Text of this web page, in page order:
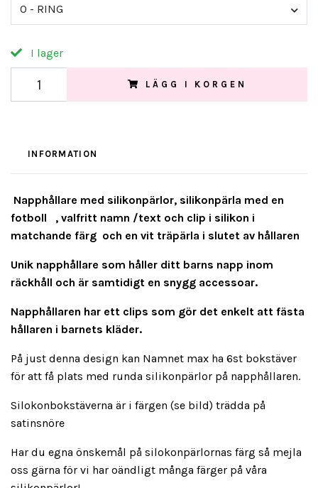
O - RING
I lager
LÄGG I KORGEN
INFORMATION
Napphållare med silikonpärlor, silikonpärla med en
fotboll , valfritt namn /text och clip i silikon i
matchande färg och en vit träpärla i slutet av hållaren
Unik napphållare som håller ditt barns napp inom
räckhåll och är samtidigt en snygg accessoar.
Napphållaren har ett clips som gör det enkelt att fästa
hållaren i barnets kläder.
På just denna design kan Namnet max ha 6st bokstäver
för att få plats med runda silikonpärlor på napphållaren.
Silokonbokstäverna är i färgen (se bild) trädda på
satinsnöre
Har du egna önskemål på silokonpärlornas färg så mejla
oss gärna för vi har oändligt många färger på våra